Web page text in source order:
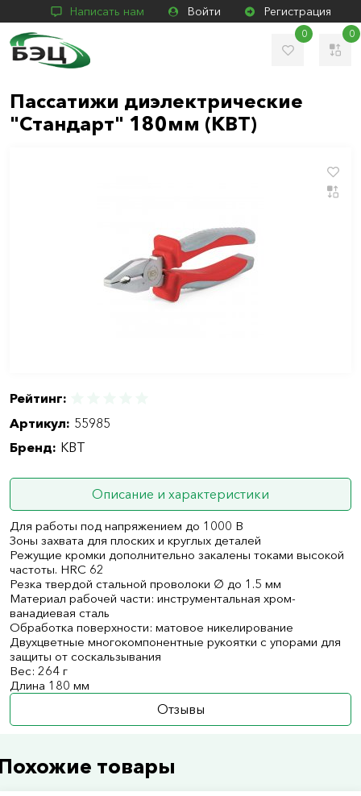
Написать нам Войти Регистрация
0 0
Пассатижи диэлектрические
"Стандарт" 180мм (КВТ)
Рейтинг:
Артикул: 55985
Бренд: КВТ
Описание и характеристики
Для работы под напряжением до 1000 В
Зоны захвата для плоских и круглых деталей
Режущие кромки дополнительно закалены токами высокой
частоты. HRC 62
Резка твердой стальной проволоки ∅ до 1.5 мм
Материал рабочей части: инструментальная хром-
ванадиевая сталь
Обработка поверхности: матовое никелирование
Двухцветные многокомпонентные рукоятки с упорами для
защиты от соскальзывания
Вес: 264 г
Длина 180 мм
Отзывы
товары